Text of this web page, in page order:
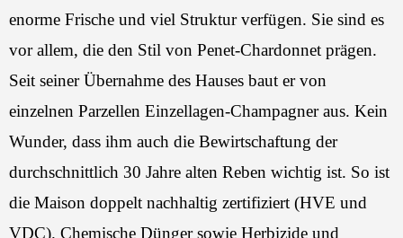
enorme Frische und viel Struktur verfügen. Sie sind es
vor allem, die den Stil von Penet-Chardonnet prägen.
Seit seiner Übernahme des Hauses baut er von
einzelnen Parzellen Einzellagen-Champagner aus. Kein
Wunder, dass ihm auch die Bewirtschaftung der
durchschnittlich 30 Jahre alten Reben wichtig ist. So ist
die Maison doppelt nachhaltig zertifiziert (HVE und
VDC). Chemische Dünger sowie Herbizide und